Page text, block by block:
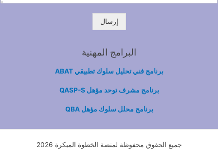
إرسال
البرامج المهنية
برنامج فني تحليل سلوك تطبيقي ABAT
برنامج مشرف توحد مؤهل QASP-S
برنامج محلل سلوك مؤهل QBA
جميع الحقوق محفوظة لمنصة الخطوة المبكرة 2026